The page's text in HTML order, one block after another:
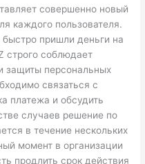
совершенно новый
каждого пользователя.
пришли деньги на
строго соблюдает
защиты персональных
связаться с
платежа и обсудить
случаев решение по
в течение нескольких
момент в организации
продлить срок действия